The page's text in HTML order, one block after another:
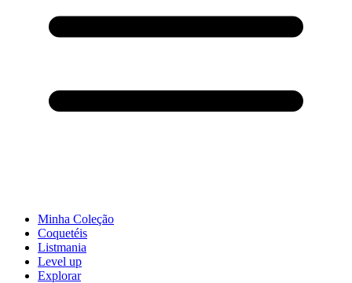
Minha Coleção
Coquetéis
Listmania
Level up
Explorar